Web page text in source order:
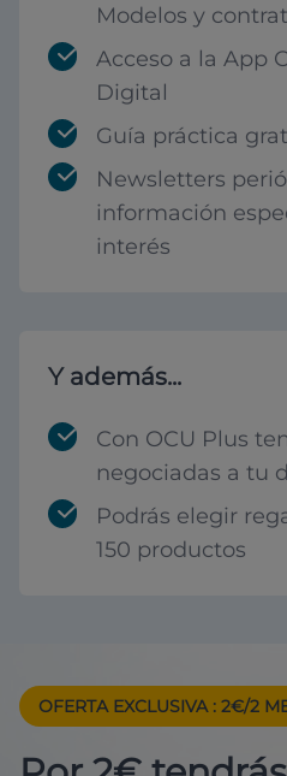
Modelos y
Acceso a la App
Digital
Guía práctica
Newsletters
información
interés
Y además...
Con OCU Plus
negociadas a tu
Podrás elegir
150 productos
OFERTA EXCLUSIVA : 2€/2